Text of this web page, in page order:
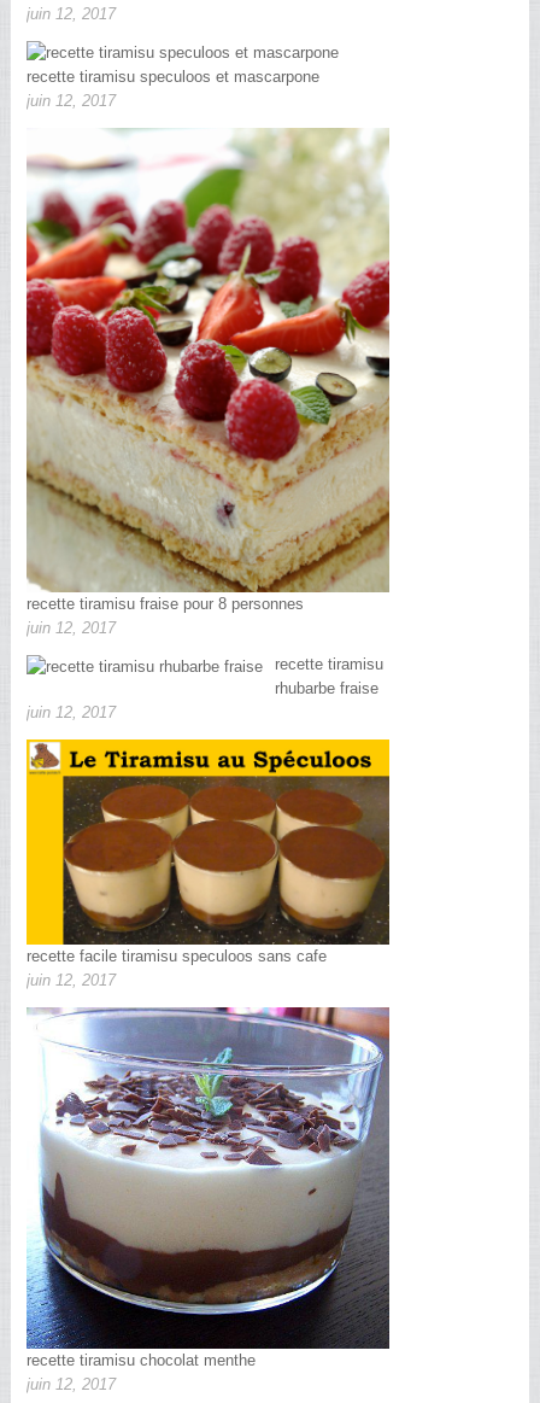
juin 12, 2017
recette tiramisu speculoos et mascarpone
juin 12, 2017
recette tiramisu fraise pour 8 personnes
juin 12, 2017
recette tiramisu
rhubarbe fraise
juin 12, 2017
recette facile tiramisu speculoos sans cafe
juin 12, 2017
recette tiramisu chocolat menthe
juin 12, 2017